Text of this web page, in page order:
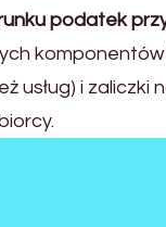
podatek
usług) i